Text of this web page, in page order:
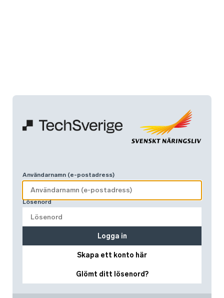
Användarnamn (e-postadress)
Lösenord
Skapa ett konto här
Glömt ditt lösenord?
Logga in